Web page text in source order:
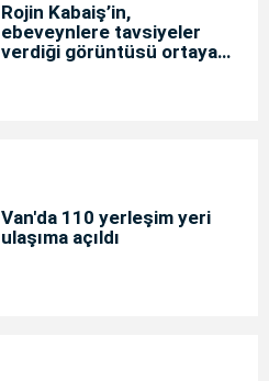
Rojin Kabaiş’in,
ebeveynlere tavsiyeler
verdiği görüntüsü ortaya
Van'da 110 yerleşim yeri
ulaşıma açıldı